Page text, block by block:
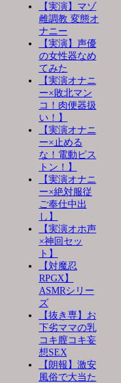
【実演】マゾ
雌調教 変態オ
ナニー
【実演】声優
の女性器なめ
てみた
【実演オナニ
ー×敗北マン
コ！肉便器扱
い！】
【実演オナニ
ー×止める
な！電動ピス
トン！】
【実演オナニ
ー×絶対服従
ご奉仕中出
し】
【実演オホ声
×神回セッ
ト】
【対魔忍
RPGX】
ASMRシリー
ズ
【抜き専】お
下劣ママの乳
コキ膣コキ妄
想SEX
【朗報】激安
風俗で大当た